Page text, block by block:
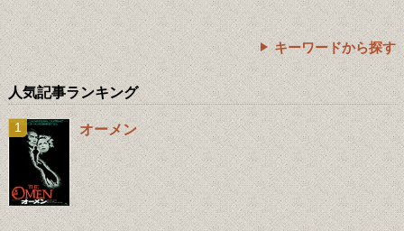
キーワードから探す
人気記事ランキング
オーメン